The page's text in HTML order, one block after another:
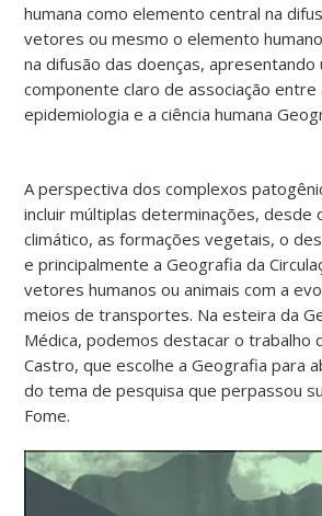
humana como elemento central na
vetores ou mesmo o elemento
na difusão das doenças, apresentando
componente claro de associação entre
epidemiologia e a ciência humana
A perspectiva dos complexos
incluir múltiplas determinações, desde
climático, as formações vegetais, o
e principalmente a Geografia da
vetores humanos ou animais com a
meios de transportes. Na esteira da
Médica, podemos destacar o trabalho
Castro, que escolhe a Geografia para
do tema de pesquisa que perpassou
Fome.